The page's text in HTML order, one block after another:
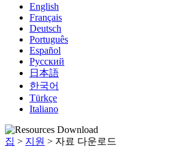
English
Français
Deutsch
Português
Español
Русский
日本語
한국어
Türkçe
Italiano
집 > 지원 > 자료 다운로드